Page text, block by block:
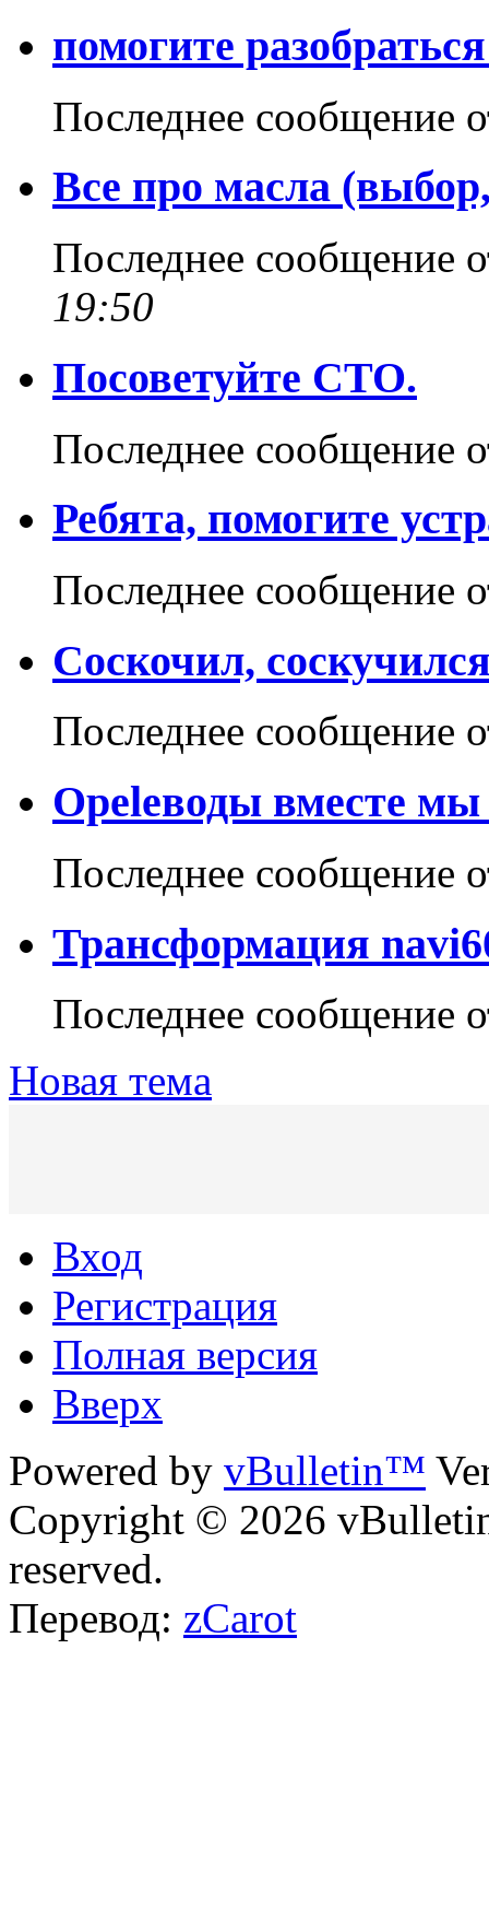
помогите
Последнее сообщение
Все про масла
Последнее сообщение
19:50
Посоветуйте СТО.
Последнее сообщение
Ребята, помогите
Последнее сообщение
Соскочил,
Последнее сообщение
Opelеводы вместе мы
Последнее сообщение
Трансформация
Последнее сообщение
Новая тема
Вход
Регистрация
Полная версия
Вверх
Powered by vBulletin™
Copyright © 2026
reserved.
Перевод: zCarot